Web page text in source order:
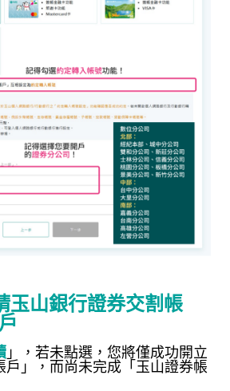
玉山銀行證券交割帳
」，若未點選，您將僅成功開立
戶」，而尚未完成 「玉山證券帳